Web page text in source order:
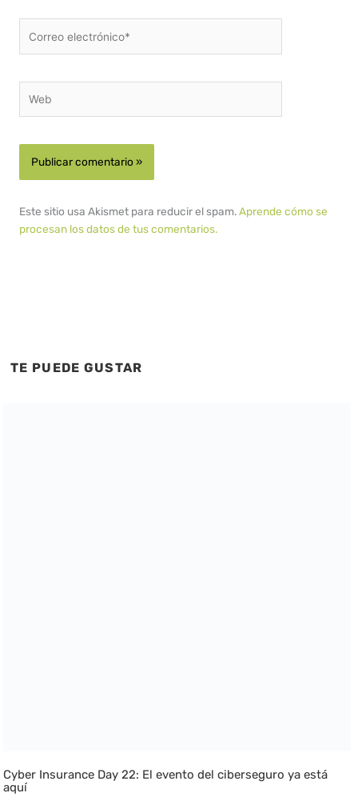
electrónico*
Este sitio usa Akismet para reducir el spam.Aprende cómo se
procesan los datos de tus comentarios.
TE PUEDE GUSTAR
Cyber Insurance Day 22: El evento del ciberseguro ya está
aquí